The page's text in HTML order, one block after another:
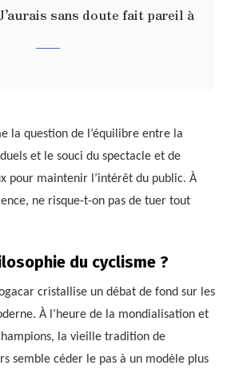
sans doute fait pareil à
la question de l’équilibre entre la
et le souci du spectacle et de
pour maintenir l’intérêt du public. À
ne risque-t-on pas de tuer tout
du cyclisme ?
cristallise un débat de fond sur les
À l’heure de la mondialisation et
la vieille tradition de
semble céder le pas à un modèle plus